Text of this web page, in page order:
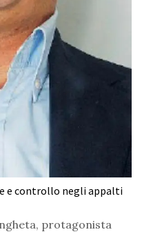
e controllo negli appalti
protagonista